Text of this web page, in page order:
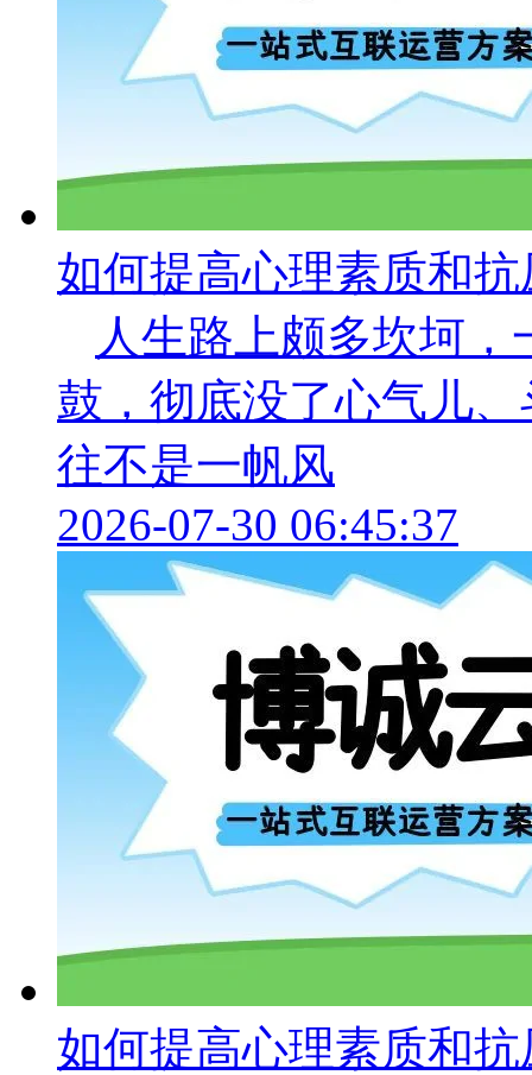
如何提高心理素质和
人生路上颇多坎坷
鼓，彻底没了心气儿
往不是一帆风
2026-07-30 06:45:37
如何提高心理素质和